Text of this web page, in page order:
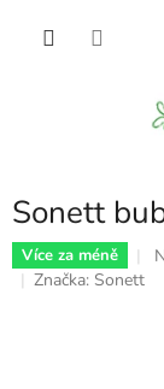
Sonett
Více za méně
Značka: Sonett